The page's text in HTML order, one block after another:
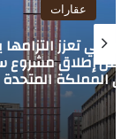
«سكاي
يؤكد